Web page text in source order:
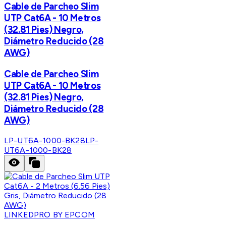
Cable de Parcheo Slim
UTP Cat6A - 10 Metros
(32.81 Pies) Negro,
Diámetro Reducido (28
AWG)
Cable de Parcheo Slim
UTP Cat6A - 10 Metros
(32.81 Pies) Negro,
Diámetro Reducido (28
AWG)
LP-UT6A-1000-BK28LP-
UT6A-1000-BK28
LINKEDPRO BY EPCOM